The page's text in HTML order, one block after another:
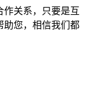
作关系，只要是互
助您，相信我们都